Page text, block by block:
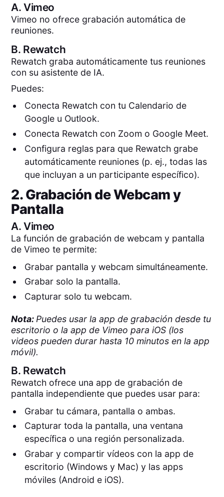
A.Vimeo
Vimeo no ofrece grabación automática de
reuniones.
B. Rewatch
Rewatch graba automáticamente tus reuniones
con su asistente de IA.
Puedes:
Conecta Rewatch con tu Calendario de
Google u Outlook.
Conecta Rewatch con Zoom o Google Meet.
Configura reglas para que Rewatch grabe
automáticamente reuniones (p. ej., todas las
que incluyan a un participante específico).
2. Grabación de Webcam y
Pantalla
A.Vimeo
La función de grabación de webcam y pantalla
de Vimeo te permite:
Grabar pantalla y webcam simultáneamente.
Grabar solo la pantalla.
Capturar solo tu webcam.
Nota: Puedes usar la app de grabación desde tu
escritorio o la app de Vimeo para iOS (los
videos pueden durar hasta 10 minutos en la app
móvil).
B. Rewatch
Rewatch ofrece una app de grabación de
pantalla independiente que puedes usar para:
Grabar tu cámara, pantalla o ambas.
Capturar toda la pantalla, una ventana
específica o una región personalizada.
Grabar y compartir vídeos con la app de
escritorio (Windows y Mac) y las apps
móviles (Android e iOS).